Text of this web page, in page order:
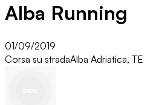
Alba Running
01/09/2019
Corsa su stradaAlba Adriatica, TE